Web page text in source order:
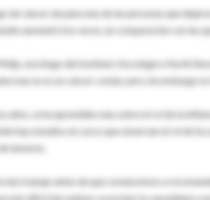
de cáncer de páncreas de las personas que
aumentó tres veces, en comparación con las
Philip, oncólogo del Instituto Oncológico North
no es un cáncer común, pero sin embargo es
años, se ha aprendido más sobre el rol de la
hay estudios en curso que observan el rol de
tumores.
más trabajo antes de que comencemos a
más difícil de realizar, es probar la causalidad y